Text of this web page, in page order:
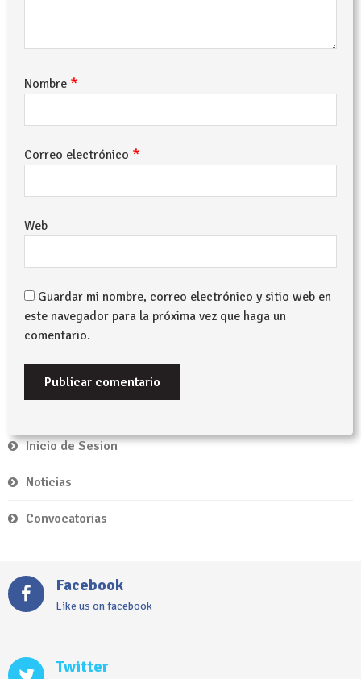
Nombre *
Correo electrónico *
Web
Guardar mi nombre, correo electrónico y sitio web en
este navegador para la próxima vez que haga un
comentario.
Inicio de Sesion
Noticias
Convocatorias
Facebook
Like us on facebook
Twitter